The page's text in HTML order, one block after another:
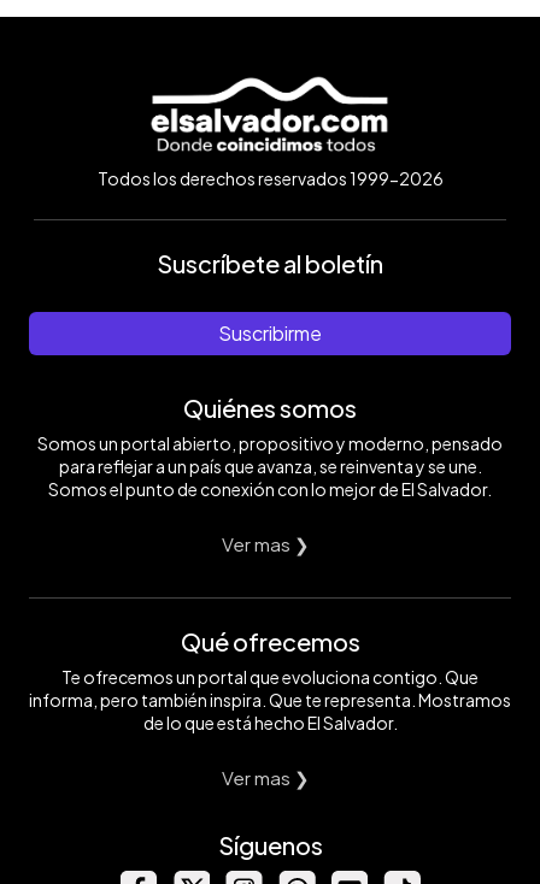
Todos los derechos reservados 1999-2026
Suscríbete al boletín
Suscribirme
Quiénes somos
Somos un portal abierto, propositivo y moderno, pensado
para reflejar a un país que avanza, se reinventa y se une.
Somos el punto de conexión con lo mejor de El Salvador.
Ver mas ❯
Qué ofrecemos
Te ofrecemos un portal que evoluciona contigo. Que
informa, pero también inspira. Que te representa. Mostramos
de lo que está hecho El Salvador.
Ver mas ❯
Síguenos